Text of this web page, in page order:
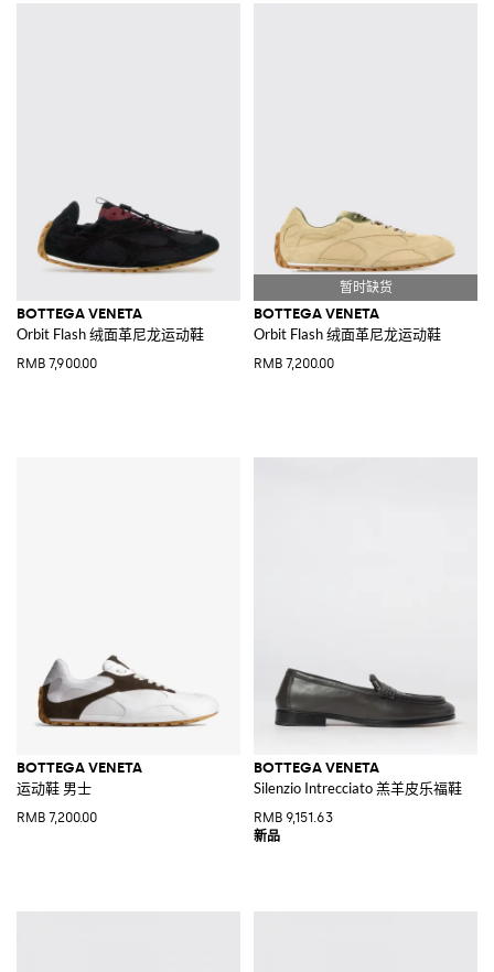
BOTTEGA VENETA
Orbit Flash 绒面革尼龙运动鞋
RMB 7,900.00
BOTTEGA VENETA
Orbit Flash 绒面革尼龙运动鞋
RMB 7,200.00
BOTTEGA VENETA
运动鞋 男士
RMB 7,200.00
BOTTEGA VENETA
Silenzio Intrecciato 羔羊皮乐福鞋
RMB 9,151.63